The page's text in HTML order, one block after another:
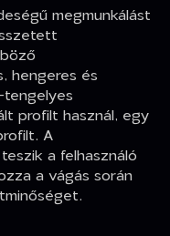
megmunkálást
hengeres és
profilt használ, egy
A
a felhasználó
a vágás során